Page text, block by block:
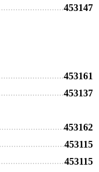
453147
453161
453137
453162
453115
453115